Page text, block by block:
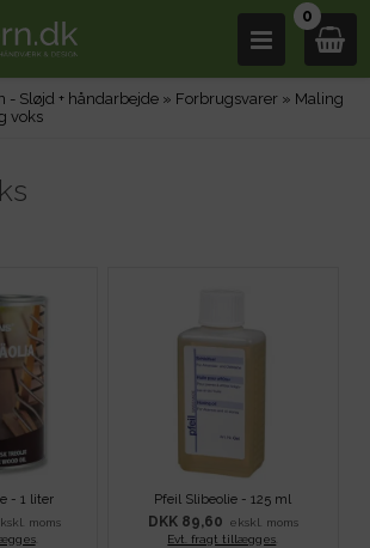
0
- Sløjd + håndarbejde » Forbrugsvarer » Maling
voks
- 1 liter
moms
.
Pfeil Slibeolie - 125 ml
DKK 89,60
ekskl. moms
Evt. fragt tillægges